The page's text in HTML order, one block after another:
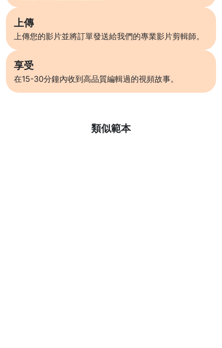
上傳
上傳您的影片並將訂單發送給我們的專業影片剪輯師。
享受
在15-30分鐘內收到高品質編輯過的視頻故事。
類似範本
了解更多